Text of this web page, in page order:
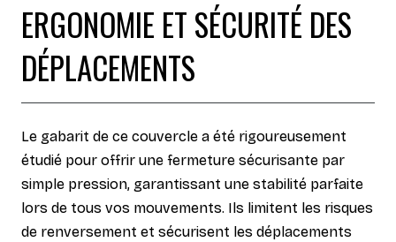
ERGONOMIE ET SÉCURITÉ DES
DÉPLACEMENTS
Le gabarit de ce couvercle a été rigoureusement
étudié pour offrir une fermeture sécurisante par
simple pression, garantissant une stabilité parfaite
lors de tous vos mouvements. Ils limitent les risques
de renversement et sécurisent les déplacements